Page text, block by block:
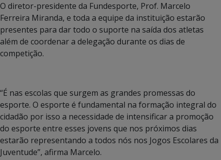
O diretor-presidente da Fundesporte, Prof. Marcelo
Ferreira Miranda, e toda a equipe da instituição estarão
presentes para dar todo o suporte na saída dos atletas
além de coordenar a delegação durante os dias de
competição.
“É nas escolas que surgem as grandes promessas do
esporte. O esporte é fundamental na formação integral do
cidadão por isso a necessidade de intensificar a promoção
do esporte entre esses jovens que nos próximos dias
estarão representando a todos nós nos Jogos Escolares da
Juventude”, afirma Marcelo.